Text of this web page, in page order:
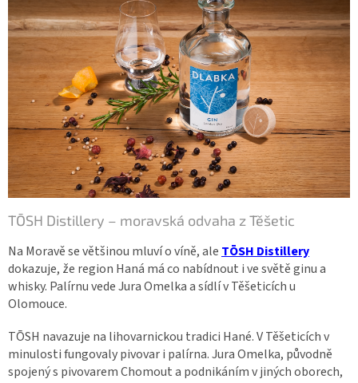
TŌSH Distillery – moravská odvaha z Těšetic
Na Moravě se většinou mluví o víně, ale TŌSH Distillery
dokazuje, že region Haná má co nabídnout i ve světě ginu a
whisky. Palírnu vede Jura Omelka a sídlí v Těšeticích u
Olomouce.
TŌSH navazuje na lihovarnickou tradici Hané. V Těšeticích v
minulosti fungovaly pivovar i palírna. Jura Omelka, původně
spojený s pivovarem Chomout a podnikáním v jiných oborech,